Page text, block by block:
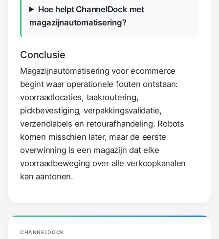
Hoe helpt ChannelDock met
magazijnautomatisering?
Conclusie
Magazijnautomatisering voor ecommerce
begint waar operationele fouten ontstaan:
voorraadlocaties, taakroutering,
pickbevestiging, verpakkingsvalidatie,
verzendlabels en retourafhandeling. Robots
komen misschien later, maar de eerste
overwinning is een magazijn dat elke
voorraadbeweging over alle verkoopkanalen
kan aantonen.
CHANNELDOCK